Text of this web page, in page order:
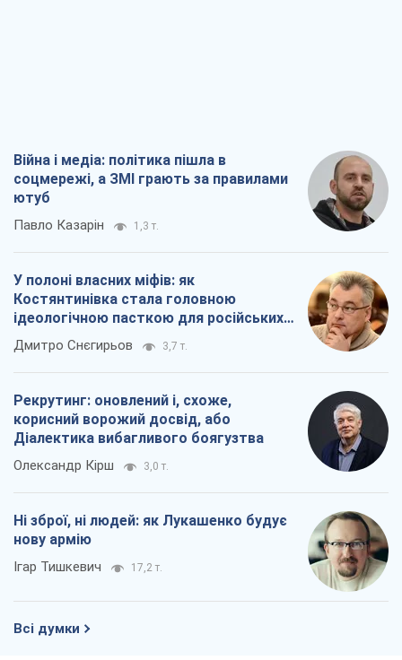
Війна і медіа: політика пішла в
соцмережі, а ЗМІ грають за правилами
ютуб
Павло Казарін 1,3 т.
У полоні власних міфів: як
Костянтинівка стала головною
ідеологічною пасткою для російських
окупантів
Дмитро Снєгирьов 3,7 т.
Рекрутинг: оновлений і, схоже,
корисний ворожий досвід, або
Діалектика вибагливого боягузтва
Олександр Кірш 3,0 т.
Ні зброї, ні людей: як Лукашенко будує
нову армію
Ігар Тишкевич 17,2 т.
Всі думки